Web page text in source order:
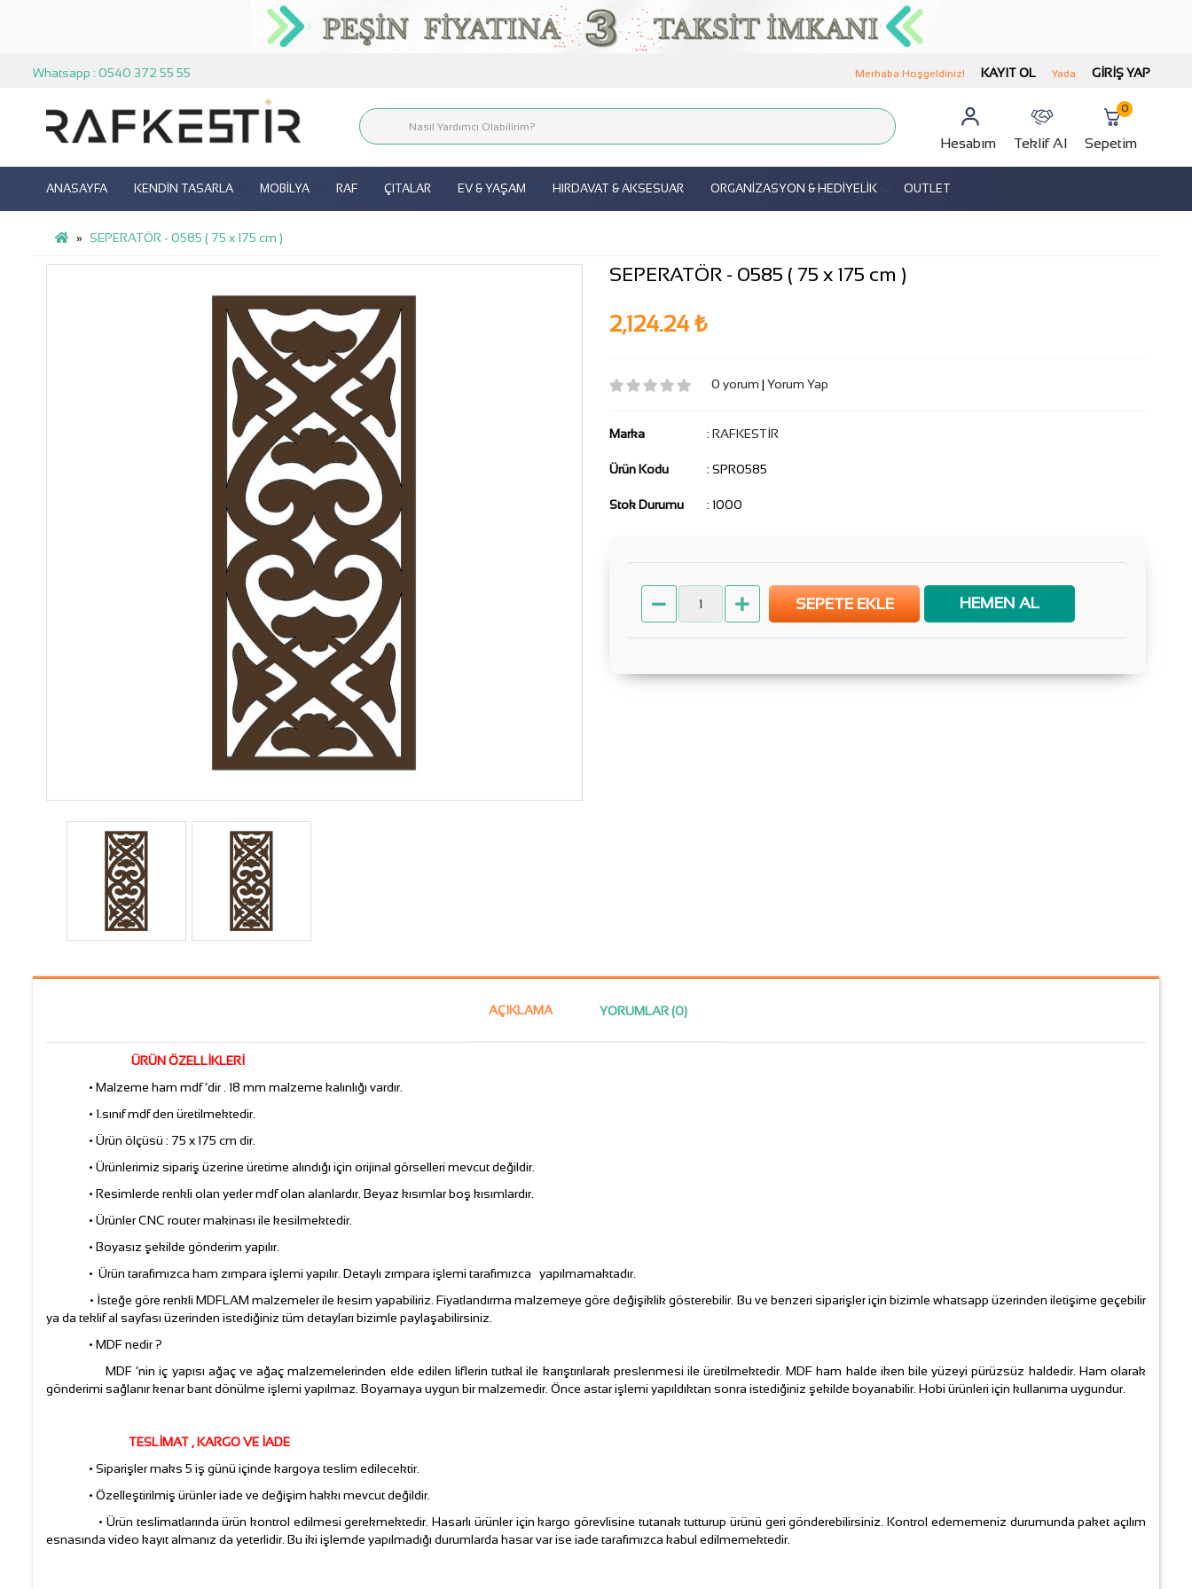
Merhaba Hoşgeldiniz! KAYIT OL Yada GIRIŞ YAP
Whatsapp : 0540 372 55 55
Hesabım Teklif Al Sepetim
0
ANASAYFA KENDİN TASARLA MOBİLYA RAF ÇITALAR EV & YAŞAM HIRDAVAT & AKSESUAR ORGANİZASYON & HEDİYELİK OUTLET
SEPERATÖR - 0585 ( 75 x 175 cm )
SEPERATÖR - 0585 ( 75 x 175 cm )
2,124.24 ₺
0 yorum | Yorum Yap
Marka : RAFKESTİR
Ürün Kodu : SPR0585
Stok Durumu : 1000
SEPETE EKLE HEMEN AL
AÇIKLAMA YORUMLAR (0)
ÜRÜN ÖZELLİKLERİ
• Malzeme ham mdf ‘dir . 18 mm malzeme kalınlığı vardır.
• 1.sınıf mdf den üretilmektedir.
• Ürün ölçüsü : 75 x 175 cm dir.
• Ürünlerimiz sipariş üzerine üretime alındığı için orijinal görselleri mevcut değildir.
• Resimlerde renkli olan yerler mdf olan alanlardır. Beyaz kısımlar boş kısımlardır.
• Ürünler CNC router makinası ile kesilmektedir.
• Boyasız şekilde gönderim yapılır.
• Ürün tarafımızca ham zımpara işlemi yapılır. Detaylı zımpara işlemi tarafımızca yapılmamaktadır.
• İsteğe göre renkli MDFLAM malzemeler ile kesim yapabiliriz. Fiyatlandırma malzemeye göre değişiklik gösterebilir. Bu ve benzeri siparişler için bizimle whatsapp üzerinden iletişime geçebilir
ya da teklif al sayfası üzerinden istediğiniz tüm detayları bizimle paylaşabilirsiniz.
• MDF nedir ?
MDF ‘nin iç yapısı ağaç ve ağaç malzemelerinden elde edilen liflerin tutkal ile karıştırılarak preslenmesi ile üretilmektedir. MDF ham halde iken bile yüzeyi pürüzsüz haldedir. Ham olarak
gönderimi sağlanır kenar bant dönülme işlemi yapılmaz. Boyamaya uygun bir malzemedir. Önce astar işlemi yapıldıktan sonra istediğiniz şekilde boyanabilir. Hobi ürünleri için kullanıma uygundur.
TESLİMAT , KARGO VE İADE
• Siparişler maks 5 iş günü içinde kargoya teslim edilecektir.
• Özelleştirilmiş ürünler iade ve değişim hakkı mevcut değildir.
• Ürün teslimatlarında ürün kontrol edilmesi gerekmektedir. Hasarlı ürünler için kargo görevlisine tutanak tutturup ürünü geri gönderebilirsiniz. Kontrol edememeniz durumunda paket açılım
esnasında video kayıt almanız da yeterlidir. Bu iki işlemde yapılmadığı durumlarda hasar var ise iade tarafımızca kabul edilmemektedir.